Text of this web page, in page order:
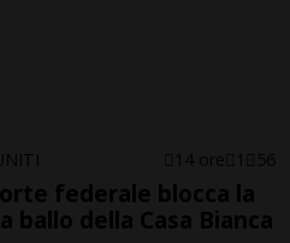
14 ore 1 56
federale blocca la
ballo della Casa Bianca